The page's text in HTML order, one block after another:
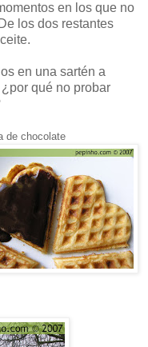
en los que no
los dos restantes
en una sartén a
¿por qué no probar
de chocolate